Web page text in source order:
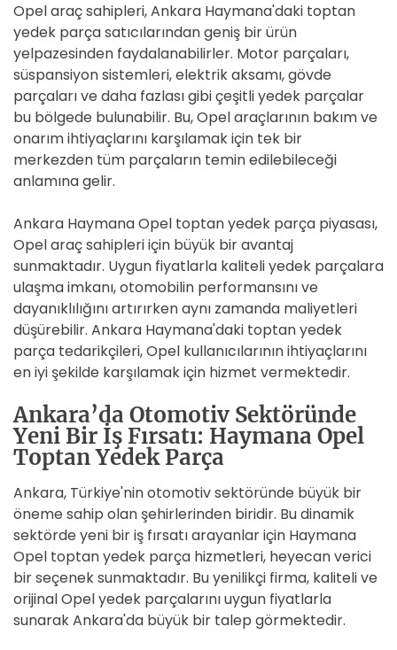
Opel araç sahipleri, Ankara Haymana'daki toptan
yedek parça satıcılarından geniş bir ürün
yelpazesinden faydalanabilirler. Motor parçaları,
süspansiyon sistemleri, elektrik aksamı, gövde
parçaları ve daha fazlası gibi çeşitli yedek parçalar
bu bölgede bulunabilir. Bu, Opel araçlarının bakım ve
onarım ihtiyaçlarını karşılamak için tek bir
merkezden tüm parçaların temin edilebileceği
anlamına gelir.
Ankara Haymana Opel toptan yedek parça piyasası,
Opel araç sahipleri için büyük bir avantaj
sunmaktadır. Uygun fiyatlarla kaliteli yedek parçalara
ulaşma imkanı, otomobilin performansını ve
dayanıklılığını artırırken aynı zamanda maliyetleri
düşürebilir. Ankara Haymana'daki toptan yedek
parça tedarikçileri, Opel kullanıcılarının ihtiyaçlarını
en iyi şekilde karşılamak için hizmet vermektedir.
Ankara’da Otomotiv Sektöründe
Yeni Bir İş Fırsatı: Haymana Opel
Toptan Yedek Parça
Ankara, Türkiye'nin otomotiv sektöründe büyük bir
öneme sahip olan şehirlerinden biridir. Bu dinamik
sektörde yeni bir iş fırsatı arayanlar için Haymana
Opel toptan yedek parça hizmetleri, heyecan verici
bir seçenek sunmaktadır. Bu yenilikçi firma, kaliteli ve
orijinal Opel yedek parçalarını uygun fiyatlarla
sunarak Ankara'da büyük bir talep görmektedir.